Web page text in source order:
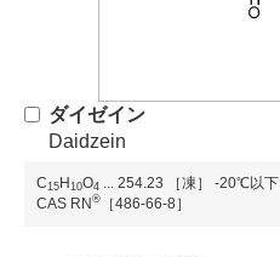
ダイゼイン
Daidzein
C15H10O4 ... 254.23
［凍］ -20℃以下
CAS RN® ［486-66-8］